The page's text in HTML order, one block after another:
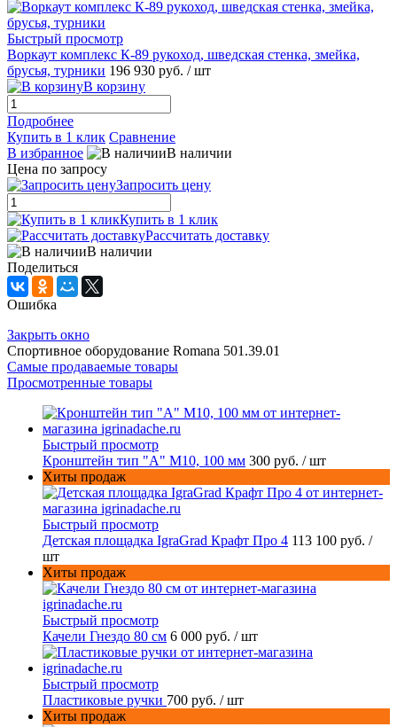
Быстрый просмотр
Воркаут комплекс К-89 рукоход, шведская стенка, змейка,
брусья, турники 196 930 руб. / шт
В корзину
Подробнее
Купить в 1 клик Сравнение
В избранное
В наличии
Цена по запросу
Запросить цену
Купить в 1 клик
Рассчитать доставку
В наличии
Поделиться
Ошибка
Закрыть окно
Спортивное оборудование Romana 501.39.01
Самые продаваемые товары
Просмотренные товары
Быстрый просмотр
Кронштейн тип "A" M10, 100 мм 300 руб. / шт
Хиты продаж
Быстрый просмотр
Детская площадка IgraGrad Крафт Про 4 113 100 руб. /
шт
Хиты продаж
Быстрый просмотр
Качели Гнездо 80 см 6 000 руб. / шт
Быстрый просмотр
Пластиковые ручки 700 руб. / шт
Хиты продаж